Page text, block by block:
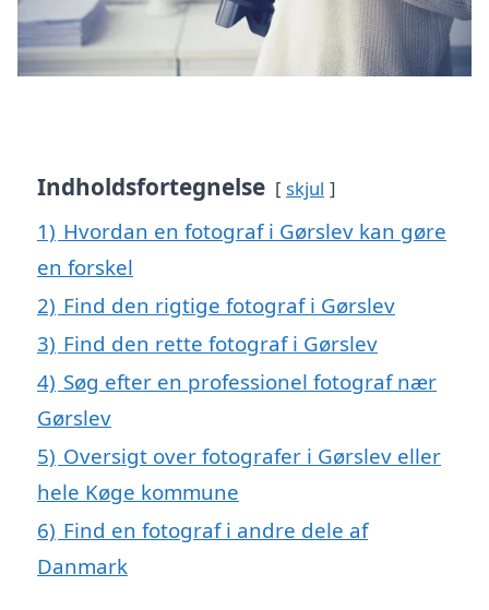
Indholdsfortegnelse skjul
1) Hvordan en fotograf i Gørslev kan gøre
en forskel
2) Find den rigtige fotograf i Gørslev
3) Find den rette fotograf i Gørslev
4) Søg efter en professionel fotograf nær
Gørslev
5) Oversigt over fotografer i Gørslev eller
hele Køge kommune
6) Find en fotograf i andre dele af
Danmark